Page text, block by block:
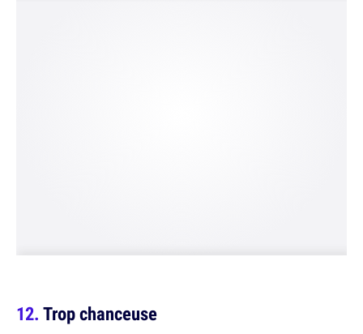
Trop chanceuse